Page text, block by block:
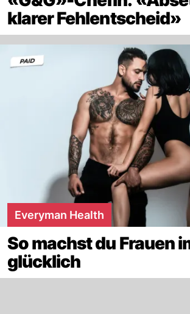
klarer Fehlentscheid»
Everyman Health
So machst du Frauen
glücklich